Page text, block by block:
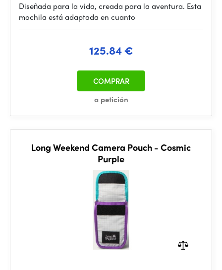
Diseñada para la vida, creada para la aventura. Esta
mochila está adaptada en cuanto
125.84 €
a petición
COMPRAR
Long Weekend Camera Pouch - Cosmic
Purple